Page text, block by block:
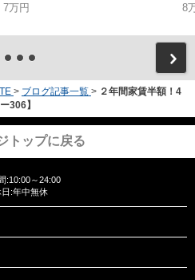
7万円
8
> ブログ記事一覧 > ２年間家賃半額！4
306】
トップに戻る
:10:00～24:00
日:年中無休